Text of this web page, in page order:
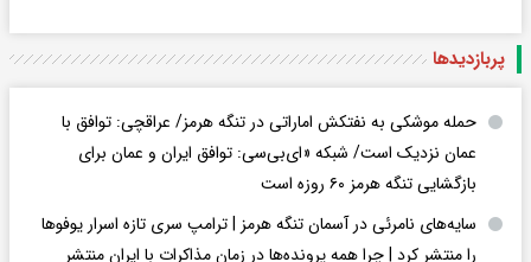
پربازدید‌ها
حمله موشکی به نفتکش اماراتی در تنگه هرمز/ عراقچی: توافق با
عمان نزدیک است/ شبکه «ای‌بی‌سی: توافق ایران و عمان برای
بازگشایی تنگه هرمز ۶۰ روزه است
سایه‌های نامرئی در آسمان تنگه هرمز | ترامپ سری تازه اسرار یوفوها
را منتشر کرد | چرا همه پرونده‌ها در زمان مذاکرات با ایران منتشر